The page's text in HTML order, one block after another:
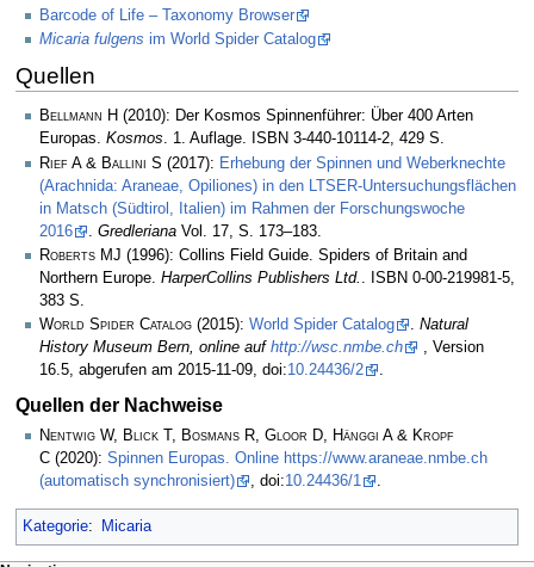
Barcode of Life – Taxonomy Browser
Micaria fulgens im World Spider Catalog
Quellen
Bellmann H (2010): Der Kosmos Spinnenführer: Über 400 Arten
Europas. Kosmos. 1. Auflage. ISBN 3-440-10114-2, 429 S.
Rief A & Ballini S (2017): Erhebung der Spinnen und Weberknechte
(Arachnida: Araneae, Opiliones) in den LTSER-Untersuchungsflächen
in Matsch (Südtirol, Italien) im Rahmen der Forschungswoche
2016
Gredleriana Vol. 17, S. 173–183.
Roberts MJ (1996): Collins Field Guide. Spiders of Britain and
Northern Europe. HarperCollins Publishers Ltd. . ISBN 0-00-219981-5,
383 S.
World Spider Catalog (2015): World Spider Catalog . Natural
History Museum Bern, online auf http://wsc.nmbe.ch
, Version
16.5, abgerufen am 2015-11-09, doi:10.24436/2 .
Quellen der Nachweise
Nentwig W, Blick T, Bosmans R, Gloor D, Hänggi A & Kropf
C (2020): Spinnen Europas. Online https://www.araneae.nmbe.ch
(automatisch synchronisiert)
, doi:10.24436/1 .
Kategorie: Micaria